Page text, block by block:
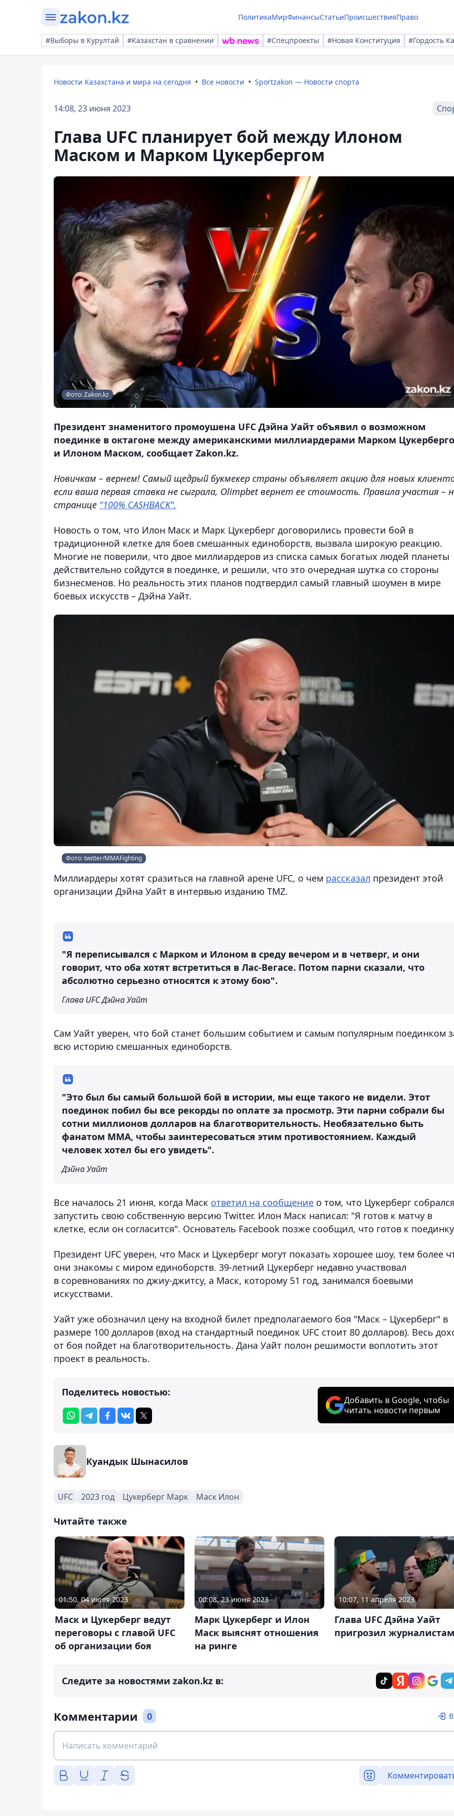
ПолитикаМирФинансыСтатьиПроисшествияПраво
#Выборы в Курултай #Казахстан в сравнении #Спецпроекты #Новая Конституция #Гордость
Новости Казахстана и мира на сегодня Все новости Sportzakon — Новости спорта
14:08, 23 июня 2023
Глава UFC планирует бой между Илоном
Маском и Марком Цукербергом
Фото: Zakon.kz
Президент знаменитого промоушена UFC Дэйна Уайт объявил о возможном
поединке в октагоне между американскими миллиардерами Марком
и Илоном Маском, сообщает Zakon.kz.
Новичкам – вернем! Самый щедрый букмекер страны объявляет акцию для новых
если ваша первая ставка не сыграла, Olimpbet вернет ее стоимость. Правила участия –
странице "100% CASHBACK".
Новость о том, что Илон Маск и Марк Цукерберг договорились провести бой в
традиционной клетке для боев смешанных единоборств, вызвала широкую реакцию.
Многие не поверили, что двое миллиардеров из списка самых богатых людей планеты
действительно сойдутся в поединке, и решили, что это очередная шутка со стороны
бизнесменов. Но реальность этих планов подтвердил самый главный шоумен в мире
боевых искусств – Дэйна Уайт.
Фото: twitter/MMAFighting
Миллиардеры хотят сразиться на главной арене UFC, о чем рассказал президент этой
организации Дэйна Уайт в интервью изданию TMZ.
"Я переписывался с Марком и Илоном в среду вечером и в четверг, и они
говорит, что оба хотят встретиться в Лас-Вегасе. Потом парни сказали, что
абсолютно серьезно относятся к этому бою".
Глава UFC Дэйна Уайт
Сам Уайт уверен, что бой станет большим событием и самым популярным поединком
всю историю смешанных единоборств.
"Это был бы самый большой бой в истории, мы еще такого не видели. Этот
поединок побил бы все рекорды по оплате за просмотр. Эти парни собрали бы
сотни миллионов долларов на благотворительность. Необязательно быть
фанатом ММА, чтобы заинтересоваться этим противостоянием. Каждый
человек хотел бы его увидеть".
Дэйна Уайт
Все началось 21 июня, когда Маск ответил на сообщение о том, что Цукерберг
запустить свою собственную версию Twitter. Илон Маск написал: "Я готов к матчу в
клетке, если он согласится". Основатель Facebook позже сообщил, что готов к
Президент UFC уверен, что Маск и Цукерберг могут показать хорошее шоу, тем более
они знакомы с миром единоборств. 39-летний Цукерберг недавно участвовал
в соревнованиях по джиу-джитсу, а Маск, которому 51 год, занимался боевыми
искусствами.
Уайт уже обозначил цену на входной билет предполагаемого боя "Маск – Цукерберг" в
размере 100 долларов (вход на стандартный поединок UFC стоит 80 долларов). Весь
от боя пойдет на благотворительность. Дана Уайт полон решимости воплотить этот
проект в реальность.
Поделитесь новостью:
Добавить в Google, чтобы
читать новости первым
Куандык Шынасилов
UFC 2023 год Цукерберг Марк Маск Илон
Читайте также
01:50, 04 июля 2023
Маск и Цукерберг ведут
переговоры с главой UFC
об организации боя
00:08, 23 июня 2023
Марк Цукерберг и Илон
Маск выяснят отношения
на ринге
10:07, 11 апреля 2023
Глава UFC Дэйна Уайт
пригрозил журналистам
Следите за новостями zakon.kz в:
Комментарии 0